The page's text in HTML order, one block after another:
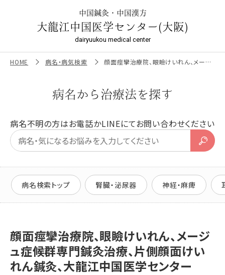
療、片側顔面けいれん鍼灸、大龍江中国医学センター | 大龍江
中国医学センター（大阪）
中国鍼灸・中国漢方
大龍江中国医学センター(大阪)
dairyuukou medical center
HOME 病名・病気検索 顔面痙攣治療院、眼瞼けいれん、メージュ症候群専門鍼灸治療、片側顔面けいれん鍼灸、大龍江中国医学センター
病名から治療法を探す
病名不明の方はお電話かLINEにてお問い合わせください
病名検索トップ 腎臓・泌尿器 神経・麻痺
顔面痙攣治療院、眼瞼けいれん、メージ
ュ症候群専門鍼灸治療、片側顔面けい
れん鍼灸、大龍江中国医学センター